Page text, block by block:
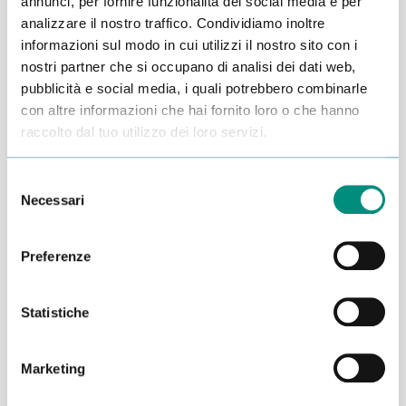
analizzare il nostro traffico. Condividiamo inoltre
informazioni sul modo in cui utilizzi il nostro sito con i
nostri partner che si occupano di analisi dei dati web,
pubblicità e social media, i quali potrebbero combinarle
con altre informazioni che hai fornito loro o che hanno
raccolto dal tuo utilizzo dei loro servizi.
delNecessari
Preferenze
Statistiche
Marketing
Alessandro Alfonsetti
Inserisci i tuoi dati qui, ti ricontatteremo